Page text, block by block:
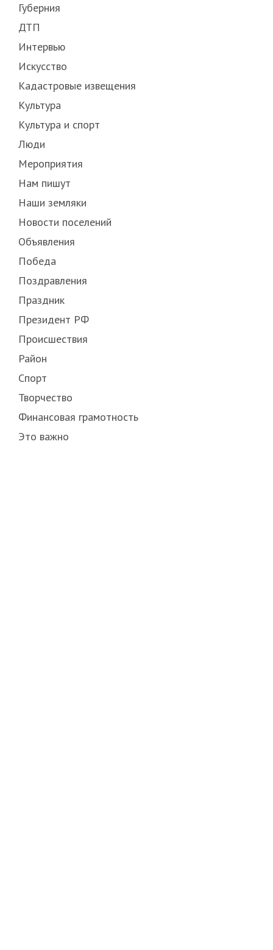
Губерния
ДТП
Интервью
Искусство
Кадастровые извещения
Культура
Культура и спорт
Люди
Мероприятия
Нам пишут
Наши земляки
Новости поселений
Объявления
Победа
Поздравления
Праздник
Президент РФ
Происшествия
Район
Спорт
Творчество
Финансовая грамотность
Это важно